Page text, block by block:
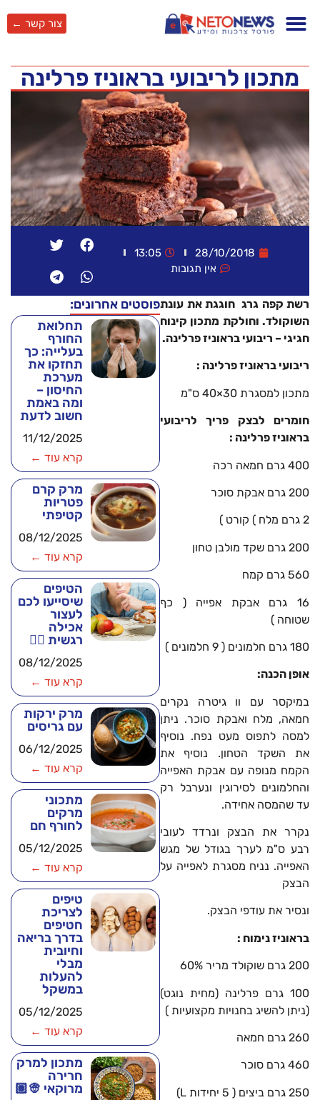
צור קשר ←
מתכון לריבועי בראוניז פרלינה
28/10/2018
13:05
אין תגובות
רשת קפה גרג חוגגת את עונת
השוקולד. וחולקת מתכון קינוח
חגיגי – ריבועי בראוניז פרלינה.
ריבועי בראוניז פרלינה :
מתכון למסגרת 30×40 ס"מ
חומרים לבצק פריך לריבועי
בראוניז פרלינה :
400 גרם חמאה רכה
200 גרם אבקת סוכר
2 גרם מלח ) קורט )
200 גרם שקד מולבן טחון
560 גרם קמח
16 גרם אבקת אפייה ( כף
שטוחה )
180 גרם חלמונים ( 9 חלמונים )
אופן הכנה:
במיקסר עם וו גיטרה נקרים
חמאה, מלח ואבקת סוכר. ניתן
למסה לתפוס מעט נפח. נוסיף
את השקד הטחון. נוסיף את
הקמח מנופה עם אבקת האפייה
והחלמונים לסירוגין ונערבל רק
עד שהמסה אחידה.
נקרר את הבצק ונרדד לעובי
רבע ס"מ לערך בגודל של מגש
האפייה. נניח מסגרת לאפייה על
הבצק
ונסיר את עודפי הבצק.
בראוניז נימוח :
200 גרם שוקולד מריר 60%
100 גרם פרלינה (מחית נוגט)
(ניתן להשיג בחנויות מקצועיות )
260 גרם חמאה
460 גרם סוכר
250 גרם ביצים ( 5 יחידות L)
פוסטים אחרונים:
תחלואת
החורף
בעלייה: כך
תחזקו את
מערכת
החיסון –
ומה באמת
חשוב לדעת
11/12/2025
קרא עוד ←
מרק קרם
פטריות
קטיפתי
08/12/2025
קרא עוד ←
הטיפים
שיסייעו לכם
לעצור
אכילה
רגשית 🧘‍♂️
08/12/2025
קרא עוד ←
מרק ירקות
עם גריסים
06/12/2025
קרא עוד ←
מתכוני
מרקים
לחורף חם
05/12/2025
קרא עוד ←
טיפים
לצריכת
חטיפים
בדרך בריאה
וחיובית
מבלי
להעלות
במשקל
05/12/2025
קרא עוד ←
מתכון למרק
חרירה
מרוקאי 👳🏽